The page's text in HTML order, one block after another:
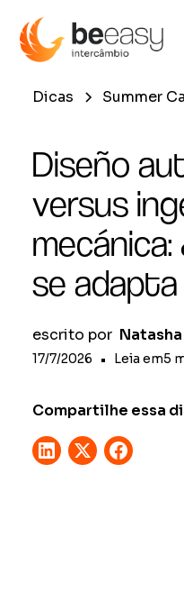
Dicas Summer
Diseño
versus
se adapta
escrito por
17/7/2026 • Leia em5
Compartilhe essa